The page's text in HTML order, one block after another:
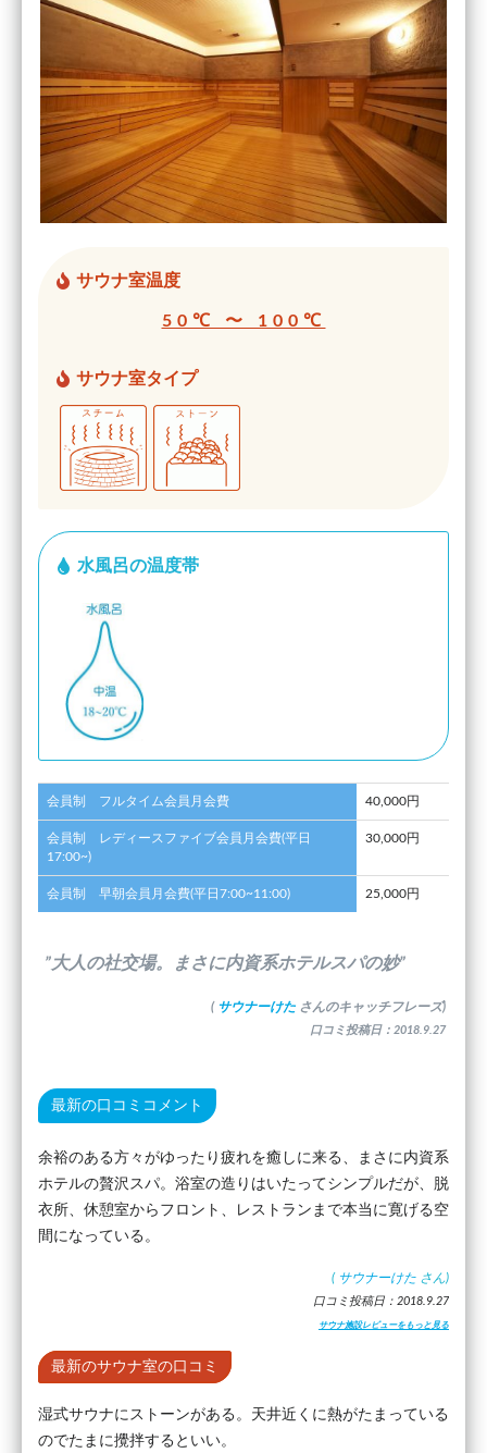
サウナ室温度
50℃ 〜 100℃
サウナ室タイプ
水風呂の温度帯
会員制 フルタイム会員月会費 40,000円
会員制 レディースファイブ会員月会費(平日
17:00~)
30,000円
会員制 早朝会員月会費(平日7:00~11:00) 25,000円
”大人の社交場。まさに内資系ホテルスパの妙”
( サウナーけた さんのキャッチフレーズ)
口コミ投稿日：2018.9.27
最新の口コミコメント
余裕のある方々がゆったり疲れを癒しに来る、まさに内資系
ホテルの贅沢スパ。浴室の造りはいたってシンプルだが、脱
衣所、休憩室からフロント、レストランまで本当に寛げる空
間になっている。
( サウナーけた さん)
口コミ投稿日：2018.9.27
サウナ施設レビューをもっと見る
最新のサウナ室の口コミ
湿式サウナにストーンがある。天井近くに熱がたまっている
のでたまに攪拌するといい。